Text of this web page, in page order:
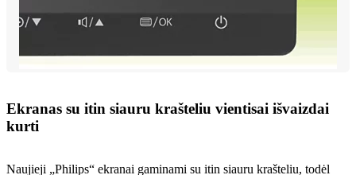
Ekranas su itin siauru krašteliu vientisai išvaizdai
kurti
Naujieji „Philips“ ekranai gaminami su itin siauru krašteliu, todėl